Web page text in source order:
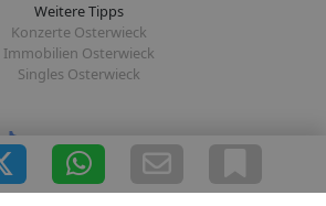
Weitere Tipps
Konzerte Osterwieck
Immobilien Osterwieck
Singles Osterwieck